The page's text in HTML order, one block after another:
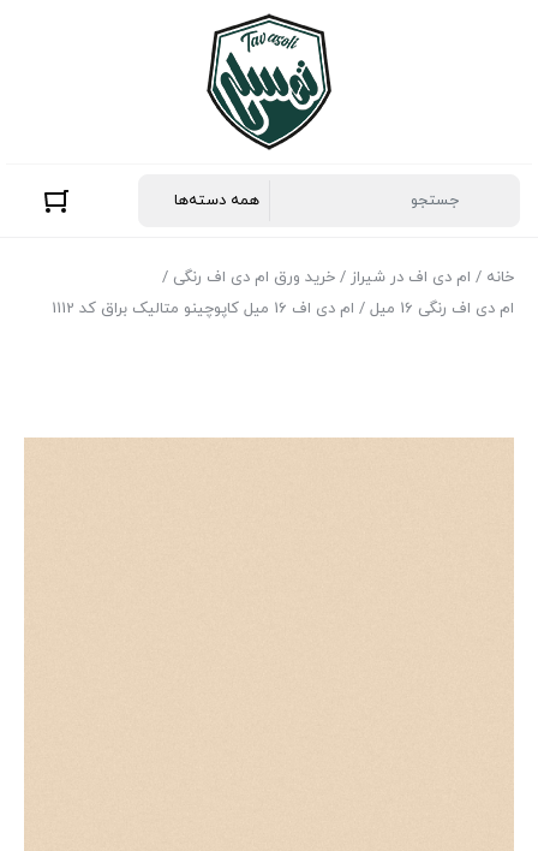
خانه / ام دی اف در شیراز / خرید ورق ام دی اف رنگی /
ام دی اف رنگی 16 میل
/ ام دی اف 16 میل کاپوچینو متالیک براق کد 1112